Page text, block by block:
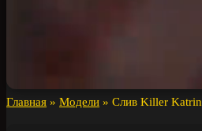
Главная » Модели » Слив Killer Katrin